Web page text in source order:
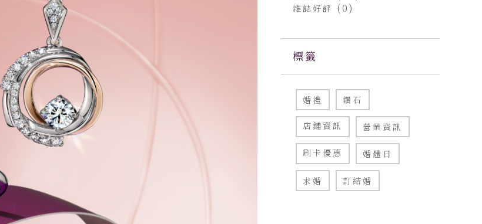
雜誌好評 (0)
標籤
婚禮 鑽石
店鋪資訊 營業資訊
刷卡優惠 婚體日
求婚 訂結婚